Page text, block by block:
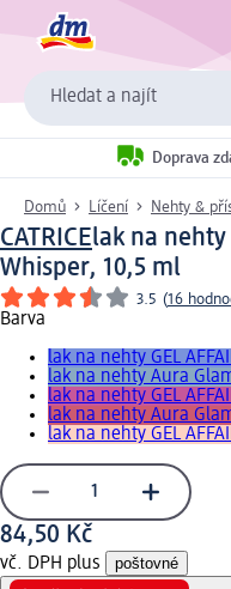
Hledat a najít
Doprava
Domů Líčení Nehty &
CATRICElak na nehty
Whisper, 10,5 ml
3.5 (16
Barva
lak na nehty GEL
lak na nehty Aura
lak na nehty GEL
lak na nehty Aura
lak na nehty GEL
84,50 Kč
vč. DPH plus poštovné